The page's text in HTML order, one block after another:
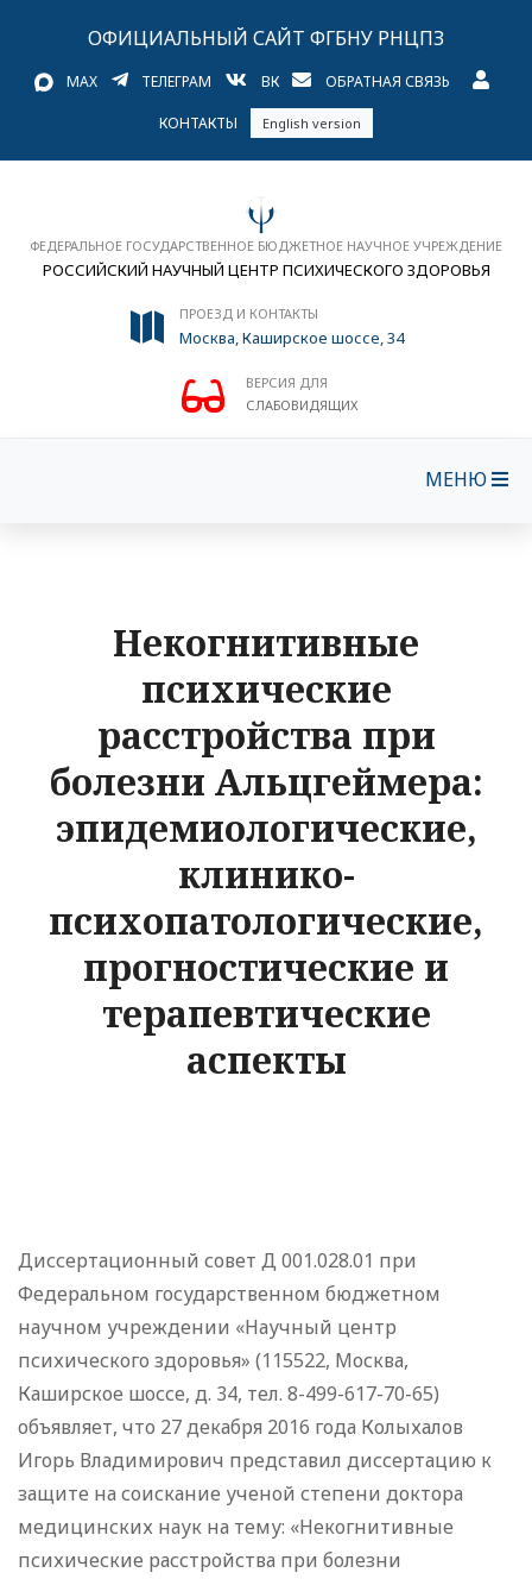
ОФИЦИАЛЬНЫЙ САЙТ ФГБНУ РНЦПЗ
MAX ТЕЛЕГРАМ ВК ОБРАТНАЯ СВЯЗЬ
КОНТАКТЫ English version
ФЕДЕРАЛЬНОЕ ГОСУДАРСТВЕННОЕ БЮДЖЕТНОЕ НАУЧНОЕ УЧРЕЖДЕНИЕ
РОССИЙСКИЙ НАУЧНЫЙ ЦЕНТР ПСИХИЧЕСКОГО ЗДОРОВЬЯ
ПРОЕЗД И КОНТАКТЫ
Москва, Каширское шоссе, 34
ВЕРСИЯ ДЛЯ
СЛАБОВИДЯЩИХ
МЕНЮ
Некогнитивные
психические
расстройства при
болезни Альцгеймера:
эпидемиологические,
клинико-
психопатологические,
прогностические и
терапевтические
аспекты
Диссертационный совет Д 001.028.01 при
Федеральном государственном бюджетном
научном учреждении «Научный центр
психического здоровья» (115522, Москва,
Каширское шоссе, д. 34, тел. 8-499-617-70-65)
объявляет, что 27 декабря 2016 года Колыхалов
Игорь Владимирович представил диссертацию к
защите на соискание ученой степени доктора
медицинских наук на тему: «Некогнитивные
психические расстройства при болезни